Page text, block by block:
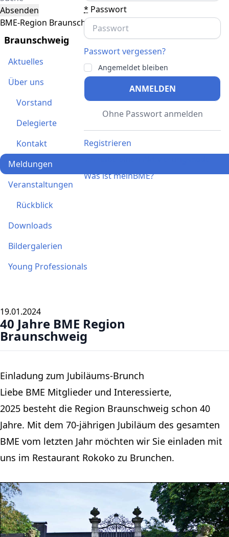
* Passwort
Passwort vergessen?
Angemeldet bleiben
ANMELDEN
Ohne Passwort anmelden
Registrieren
Was ist meinBME?
Absenden
BME-Region Braunschweig
Braunschweig
Aktuelles
Über uns
Vorstand
Delegierte
Kontakt
Meldungen
Veranstaltungen
Rückblick
Downloads
Bildergalerien
Young Professionals
19.01.2024
40 Jahre BME Region
Braunschweig
Einladung zum Jubiläums-Brunch
Liebe BME Mitglieder und Interessierte,
2025 besteht die Region Braunschweig schon 40
Jahre. Mit dem 70-jährigen Jubiläum des gesamten
BME vom letzten Jahr möchten wir Sie einladen mit
uns im Restaurant Rokoko zu Brunchen.